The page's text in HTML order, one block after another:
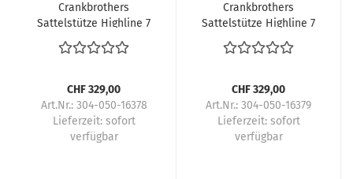
Crankbrothers
Sattelstütze Highline 7
CHF 329,00
Art.Nr.: 304-050-16378
Lieferzeit: sofort
verfügbar
Crankbrothers
Sattelstütze Highline 7
CHF 329,00
Art.Nr.: 304-050-16379
Lieferzeit: sofort
verfügbar